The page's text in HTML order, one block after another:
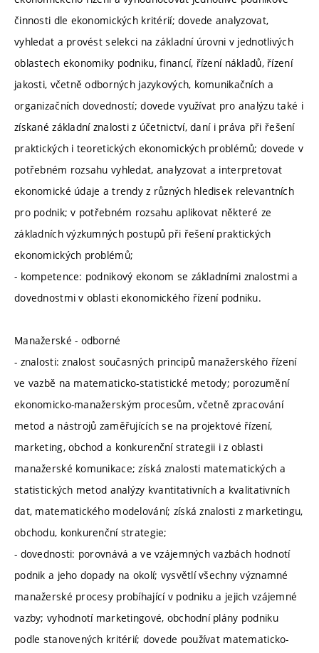
činnosti dle ekonomických kritérií; dovede analyzovat,
vyhledat a provést selekci na základní úrovni v jednotlivých
oblastech ekonomiky podniku, financí, řízení nákladů, řízení
jakosti, včetně odborných jazykových, komunikačních a
organizačních dovedností; dovede využívat pro analýzu také i
získané základní znalosti z účetnictví, daní i práva při řešení
praktických i teoretických ekonomických problémů; dovede v
potřebném rozsahu vyhledat, analyzovat a interpretovat
ekonomické údaje a trendy z různých hledisek relevantních
pro podnik; v potřebném rozsahu aplikovat některé ze
základních výzkumných postupů při řešení praktických
ekonomických problémů;
- kompetence: podnikový ekonom se základními znalostmi a
dovednostmi v oblasti ekonomického řízení podniku.
Manažerské - odborné
- znalosti: znalost současných principů manažerského řízení
ve vazbě na matematicko-statistické metody; porozumění
ekonomicko-manažerským procesům, včetně zpracování
metod a nástrojů zaměřujících se na projektové řízení,
marketing, obchod a konkurenční strategii i z oblasti
manažerské komunikace; získá znalosti matematických a
statistických metod analýzy kvantitativních a kvalitativních
dat, matematického modelování; získá znalosti z marketingu,
obchodu, konkurenční strategie;
- dovednosti: porovnává a ve vzájemných vazbách hodnotí
podnik a jeho dopady na okolí; vysvětlí všechny významné
manažerské procesy probíhající v podniku a jejich vzájemné
vazby; vyhodnotí marketingové, obchodní plány podniku
podle stanovených kritérií; dovede používat matematicko-